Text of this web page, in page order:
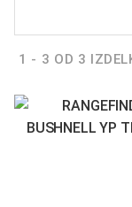
1 - 3 OD 3